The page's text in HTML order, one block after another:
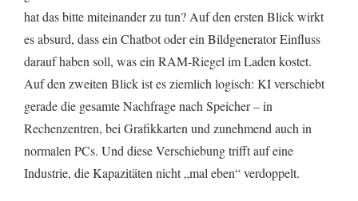
1) KI priorisiert teuren Speicher und bindet
Kapazität (HBM-Effekt)
2) KI erhöht die Baseline-Nachfrage nach Server-
DRAM
3) KI verändert den PC-Markt: mehr lokale Modelle,
Warum Preise manchmal wie „aus dem Nichts“
hat das bitte miteinander zu tun? Auf den ersten Blick wirkt
es absurd, dass ein Chatbot oder ein Bildgenerator Einfluss
darauf haben soll, was ein RAM-Riegel im Laden kostet.
Auf den zweiten Blick ist es ziemlich logisch: KI verschiebt
gerade die gesamte Nachfrage nach Speicher – in
Rechenzentren, bei Grafikkarten und zunehmend auch in
normalen PCs. Und diese Verschiebung trifft auf eine
Industrie, die Kapazitäten nicht „mal eben“ verdoppelt.